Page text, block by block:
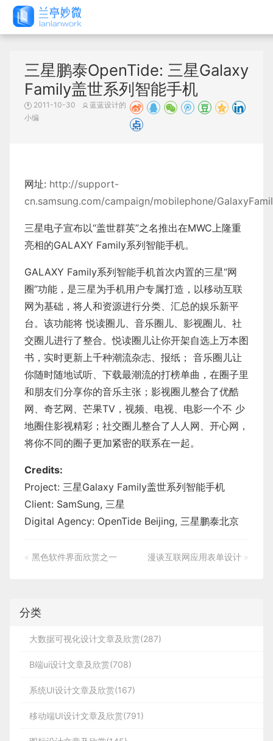
三星鹏泰OpenTide: 三星Galaxy
Family盖世系列智能手机
2011-10-30
蓝蓝设计的
小编
网址: http://support-
cn.samsung.com/campaign/mobilephone/
三星电子宣布以“盖世群英”之名推出在MWC上隆重
亮相的GALAXY Family系列智能手机。
GALAXY Family系列智能手机首次内置的三星“网
圈”功能，是三星为手机用户专属打造，以移动互联
网为基础，将人和资源进行分类、汇总的娱乐新平
台。该功能将 悦读圈儿、音乐圈儿、影视圈儿、社
交圈儿进行了整合。悦读圈儿让你开架自选上万本图
书，实时更新上千种潮流杂志、报纸； 音乐圈儿让
你随时随地试听、下载最潮流的打榜单曲，在圈子里
和朋友们分享你的音乐主张；影视圈儿整合了优酷
网、奇艺网、芒果TV，视频、电视、电影一个不 少
地圈住影视精彩；社交圈儿整合了人人网、开心网，
将你不同的圈子更加紧密的联系在一起。
Credits:
Project: 三星Galaxy Family盖世系列智能手机
Client: SamSung, 三星
Digital Agency: OpenTide Beijing, 三星鹏泰北京
« 黑色软件界面欣赏之一 漫谈互联网应用表单设计 »
分类
大数据可视化设计文章及欣赏(287)
B端ui设计文章及欣赏(708)
系统UI设计文章及欣赏(167)
移动端UI设计文章及欣赏(791)